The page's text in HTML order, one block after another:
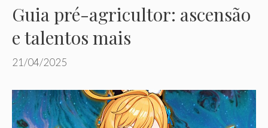
Guia pré-agricultor: ascensão
e talentos mais
21/04/2025